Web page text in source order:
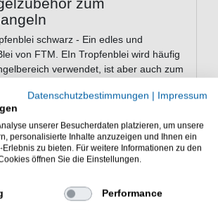
zum
schwarz - Ein edles und
von FTM. EIn Tropfenblei wird häufig
verwendet, ist aber auch zum
der FTM Vario
schwarz
im Friedfischangelbereich verwendet
allgemeinen Posenangeln geeignet
Datenschutzbestimmungen | Impressum
unserer Besucherdaten platzieren, um unsere
personalisierte Inhalte anzuzeigen und Ihnen ein
zu bieten. Für weitere Informationen zu den
öffnen Sie die Einstellungen.
Performance